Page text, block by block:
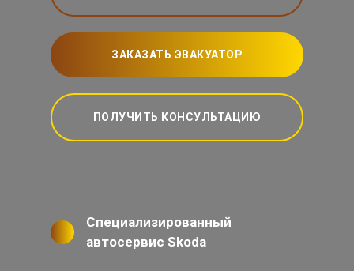
ЗАКАЗАТЬ ЭВАКУАТОР
ПОЛУЧИТЬ КОНСУЛЬТАЦИЮ
Специализированный
автосервис Skoda